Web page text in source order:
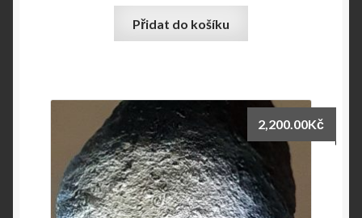
Přidat do košíku
2,200.00Kč